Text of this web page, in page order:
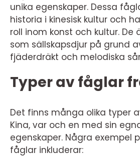
unika egenskaper. Dessa
historia i kinesisk kultur och
roll inom konst och kultur. De
som sällskapsdjur på grund
fjäderdräkt och melodiska
Typer av fåglar
Det finns många olika typer
Kina, var och en med sin
egenskaper. Några exempel
fåglar inkluderar: